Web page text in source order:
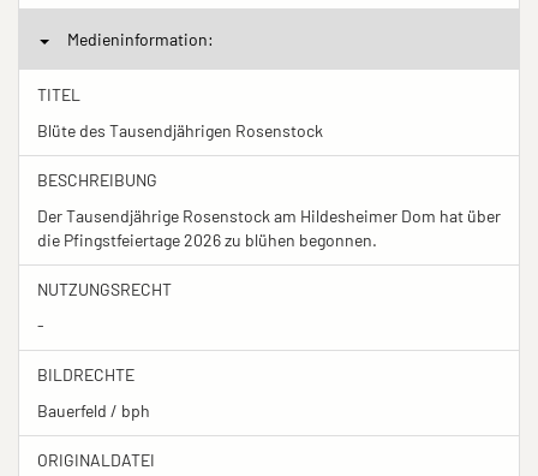
Medieninformation:
TITEL
Blüte des Tausendjährigen Rosenstock
BESCHREIBUNG
Der Tausendjährige Rosenstock am Hildesheimer Dom hat über
die Pfingstfeiertage 2026 zu blühen begonnen.
NUTZUNGSRECHT
-
BILDRECHTE
Bauerfeld / bph
ORIGINALDATEI